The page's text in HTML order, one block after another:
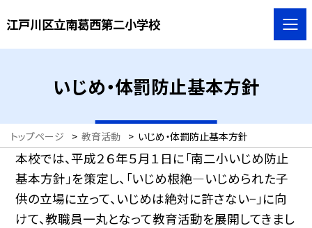
江戸川区立南葛西第二小学校
いじめ・体罰防止基本方針
トップページ > 教育活動 > いじめ・体罰防止基本方針
本校では、平成２６年５月１日に「南二小いじめ防止
基本方針」を策定し、「いじめ根絶—いじめられた子
供の立場に立って、いじめは絶対に許さない−」に向
けて、教職員一丸となって教育活動を展開してきまし